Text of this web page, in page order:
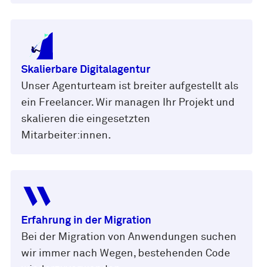
Skalierbare Digitalagentur
Unser Agenturteam ist breiter aufgestellt als
ein Freelancer. Wir managen Ihr Projekt und
skalieren die eingesetzten
Mitarbeiter:innen.
Erfahrung in der Migration
Bei der Migration von Anwendungen suchen
wir immer nach Wegen, bestehenden Code